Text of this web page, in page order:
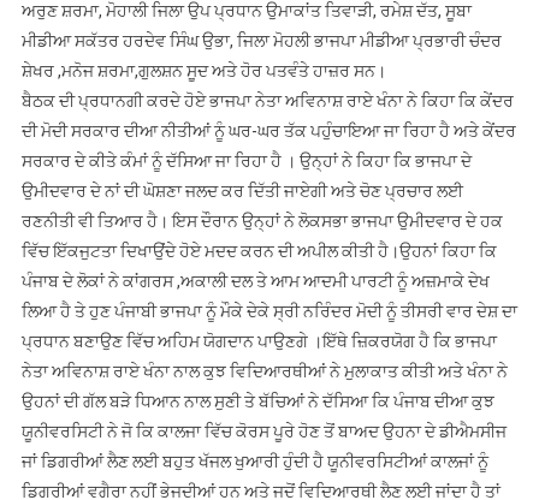
ਅਰੁਣ ਸ਼ਰਮਾ, ਮੋਹਾਲੀ ਜਿਲਾ ਉਪ ਪ੍ਰਧਾਨ ਉਮਾਕਾਂਤ ਤਿਵਾੜੀ, ਰਮੇਸ਼ ਦੱਤ, ਸੂਬਾ
ਮੀਡੀਆ ਸਕੱਤਰ ਹਰਦੇਵ ਸਿੰਘ ਉਭਾ, ਜਿਲਾ ਮੋਹਲੀ ਭਾਜਪਾ ਮੀਡੀਆ ਪ੍ਰਭਾਰੀ ਚੰਦਰ
ਸ਼ੇਖਰ ,ਮਨੋਜ ਸ਼ਰਮਾ,ਗੁਲਸ਼ਨ ਸੂਦ ਅਤੇ ਹੋਰ ਪਤਵੰਤੇ ਹਾਜ਼ਰ ਸਨ।
ਬੈਠਕ ਦੀ ਪ੍ਰਧਾਨਗੀ ਕਰਦੇ ਹੋਏ ਭਾਜਪਾ ਨੇਤਾ ਅਵਿਨਾਸ਼ ਰਾਏ ਖੰਨਾ ਨੇ ਕਿਹਾ ਕਿ ਕੇਂਦਰ
ਦੀ ਮੋਦੀ ਸਰਕਾਰ ਦੀਆ ਨੀਤੀਆਂ ਨੂੰ ਘਰ-ਘਰ ਤੱਕ ਪਹੁੰਚਾਇਆ ਜਾ ਰਿਹਾ ਹੈ ਅਤੇ ਕੇਂਦਰ
ਸਰਕਾਰ ਦੇ ਕੀਤੇ ਕੰਮਾਂ ਨੂੰ ਦੱਸਿਆ ਜਾ ਰਿਹਾ ਹੈ । ਉਨ੍ਹਾਂ ਨੇ ਕਿਹਾ ਕਿ ਭਾਜਪਾ ਦੇ
ਉਮੀਦਵਾਰ ਦੇ ਨਾਂ ਦੀ ਘੋਸ਼ਣਾ ਜਲਦ ਕਰ ਦਿੱਤੀ ਜਾਏਗੀ ਅਤੇ ਚੋਣ ਪ੍ਰਚਾਰ ਲਈ
ਰਣਨੀਤੀ ਵੀ ਤਿਆਰ ਹੈ। ਇਸ ਦੌਰਾਨ ਉਨ੍ਹਾਂ ਨੇ ਲੋਕਸਭਾ ਭਾਜਪਾ ਉਮੀਦਵਾਰ ਦੇ ਹਕ
ਵਿੱਚ ਇੱਕਜੁਟਤਾ ਦਿਖਾਉਂਦੇ ਹੋਏ ਮਦਦ ਕਰਨ ਦੀ ਅਪੀਲ ਕੀਤੀ ਹੈ।ਉਹਨਾਂ ਕਿਹਾ ਕਿ
ਪੰਜਾਬ ਦੇ ਲੋਕਾਂ ਨੇ ਕਾਂਗਰਸ ,ਅਕਾਲੀ ਦਲ ਤੇ ਆਮ ਆਦਮੀ ਪਾਰਟੀ ਨੂੰ ਅਜ਼ਮਾਕੇ ਦੇਖ
ਲਿਆ ਹੈ ਤੇ ਹੁਣ ਪੰਜਾਬੀ ਭਾਜਪਾ ਨੂੰ ਮੌਕੇ ਦੇਕੇ ਸ੍ਰੀ ਨਰਿੰਦਰ ਮੋਦੀ ਨੂੰ ਤੀਸਰੀ ਵਾਰ ਦੇਸ਼ ਦਾ
ਪ੍ਰਧਾਨ ਬਣਾਉਣ ਵਿੱਚ ਅਹਿਮ ਯੋਗਦਾਨ ਪਾਉਣਗੇ ।ਇੱਥੇ ਜ਼ਿਕਰਯੋਗ ਹੈ ਕਿ ਭਾਜਪਾ
ਨੇਤਾ ਅਵਿਨਾਸ਼ ਰਾਏ ਖੰਨਾ ਨਾਲ ਕੁਝ ਵਿਦਿਆਰਥੀਆਂ ਨੇ ਮੁਲਾਕਾਤ ਕੀਤੀ ਅਤੇ ਖੰਨਾ ਨੇ
ਉਹਨਾਂ ਦੀ ਗੱਲ ਬੜੇ ਧਿਆਨ ਨਾਲ ਸੁਣੀ ਤੇ ਬੱਚਿਆਂ ਨੇ ਦੱਸਿਆ ਕਿ ਪੰਜਾਬ ਦੀਆ ਕੁਝ
ਯੂਨੀਵਰਸਿਟੀ ਨੇ ਜੋ ਕਿ ਕਾਲਜਾ ਵਿੱਚ ਕੋਰਸ ਪੂਰੇ ਹੋਣ ਤੋਂ ਬਾਅਦ ਉਹਨਾ ਦੇ ਡੀਐਮਸੀਜ
ਜਾਂ ਡਿਗਰੀਆਂ ਲੈਣ ਲਈ ਬਹੁਤ ਖੱਜਲ ਖੁਆਰੀ ਹੁੰਦੀ ਹੈ ਯੂਨੀਵਰਸਿਟੀਆਂ ਕਾਲਜਾਂ ਨੂੰ
ਡਿਗਰੀਆਂ ਵਗੈਰਾ ਨਹੀਂ ਭੇਜਦੀਆਂ ਹਨ ਅਤੇ ਜਦੋਂ ਵਿਦਿਆਰਥੀ ਲੈਣ ਲਈ ਜਾਂਦਾ ਹੈ ਤਾਂ